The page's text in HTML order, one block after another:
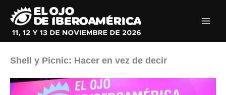
contenido
Shell y Picnic: Hacer en vez de decir